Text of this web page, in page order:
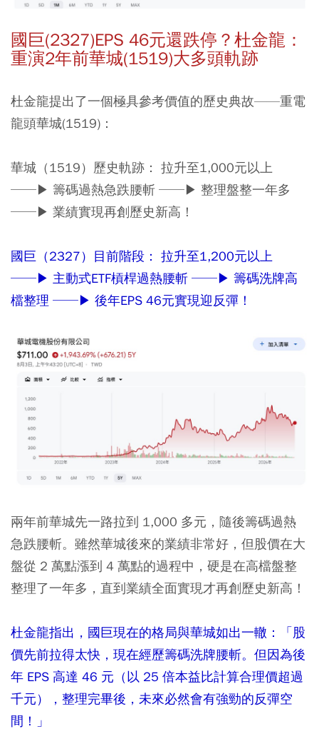
國巨(2327)EPS 46元還跌停？杜金龍：
重演2年前華城(1519)大多頭軌跡
杜金龍提出了一個極具參考價值的歷史典故——重電
龍頭華城(1519)：
華城（1519）歷史軌跡： 拉升至1,000元以上
──▶ 籌碼過熱急跌腰斬 ──▶ 整理盤整一年多
──▶ 業績實現再創歷史新高！
國巨（2327）目前階段： 拉升至1,200元以上
──▶ 主動式ETF槓桿過熱腰斬 ──▶ 籌碼洗牌高
檔整理 ──▶ 後年EPS 46元實現迎反彈！
兩年前華城先一路拉到 1,000 多元，隨後籌碼過熱
急跌腰斬。雖然華城後來的業績非常好，但股價在大
盤從 2 萬點漲到 4 萬點的過程中，硬是在高檔盤整
整理了一年多，直到業績全面實現才再創歷史新高！
杜金龍指出，國巨現在的格局與華城如出一轍：「股
價先前拉得太快，現在經歷籌碼洗牌腰斬。但因為後
年 EPS 高達 46 元（以 25 倍本益比計算合理價超過
千元），整理完畢後，未來必然會有強勁的反彈空
間！」